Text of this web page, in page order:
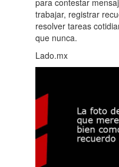
para contestar
trabajar, registrar
resolver tareas
que nunca.
Lado.mx